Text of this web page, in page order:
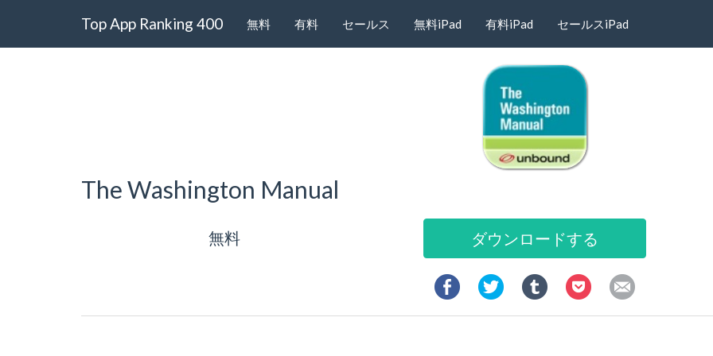
Top App Ranking 400 無料 有料 セールス 無料iPad 有料iPad セールスiPad
The Washington Manual
無料 ダウンロードする